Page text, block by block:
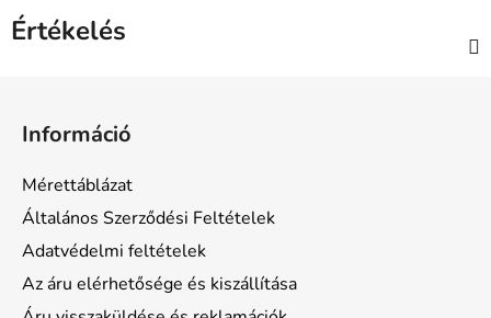
Értékelés
Információ
Mérettáblázat
Általános Szerződési Feltételek
Adatvédelmi feltételek
Az áru elérhetősége és kiszállítása